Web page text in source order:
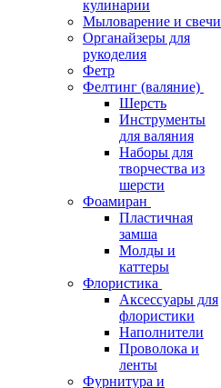
кулинарии
Мыловарение и свечи
Органайзеры для
рукоделия
Фетр
Фелтинг (валяние)
Шерсть
Инструменты
для валяния
Наборы для
творчества из
шерсти
Фоамиран
Пластичная
замша
Молды и
каттеры
Флористика
Аксессуары для
флористики
Наполнители
Проволока и
ленты
Фурнитура и